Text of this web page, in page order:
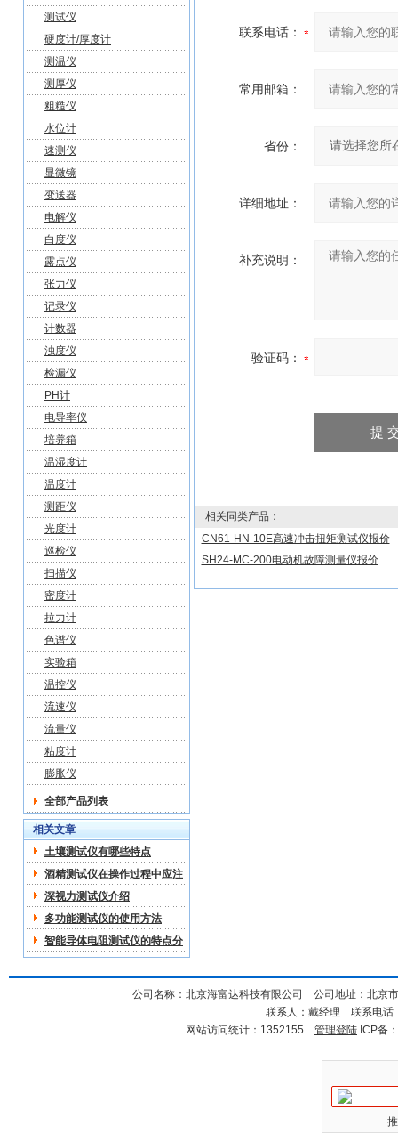
测试仪
硬度计/厚度计
测温仪
测厚仪
粗糙仪
水位计
速测仪
显微镜
变送器
电解仪
白度仪
露点仪
张力仪
记录仪
计数器
浊度仪
检漏仪
PH计
电导率仪
培养箱
温湿度计
温度计
测距仪
光度计
巡检仪
扫描仪
密度计
拉力计
色谱仪
实验箱
温控仪
流速仪
流量仪
粘度计
膨胀仪
全部产品列表
相关文章
土壤测试仪有哪些特点
酒精测试仪在操作过程中应注
意哪些
深视力测试仪介绍
多功能测试仪的使用方法
智能导体电阻测试仪的特点分
析
联系电话：
常用邮箱：
省份：
详细地址：
补充说明：
验证码：
相关同类产品：
CN61-HN-10E高速冲击扭矩测试仪报价
SH24-MC-200电动机故障测量仪报价
公司名称：北京海富达科技有限公司 公司地址：北京
联系人：戴经理 联系电
网站访问统计：1352155 管理登陆 ICP备：